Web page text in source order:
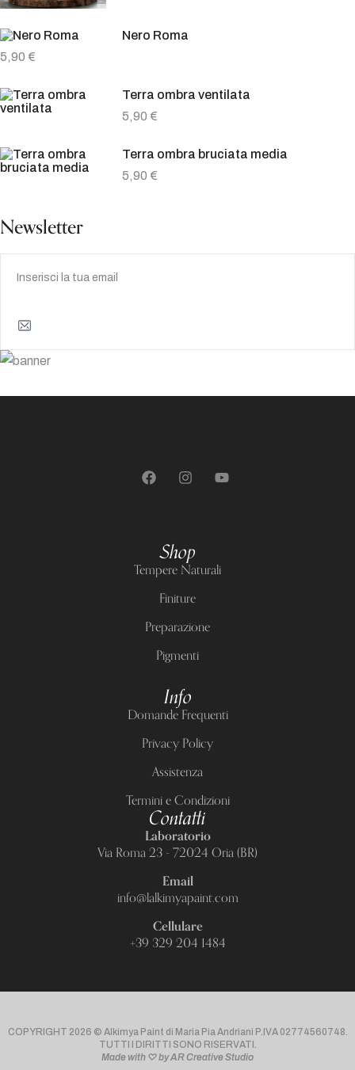
Nero Roma
5,90 €
Terra ombra ventilata
5,90 €
Terra ombra bruciata media
5,90 €
Newsletter
Shop
Tempere Naturali
Finiture
Preparazione
Pigmenti
Info
Domande Frequenti
Privacy Policy
Assistenza
Termini e Condizioni
Contatti
Laboratorio
Via Roma 23 - 72024 Oria (BR)
Email
info@lalkimyapaint.com
Cellulare
+39 329 204 1484
COPYRIGHT 2026 © Alkimya Paint di Maria Pia Andriani P.IVA 02774560748.
TUTTI I DIRITTI SONO RISERVATI.
Made with ♡ by AR Creative Studio